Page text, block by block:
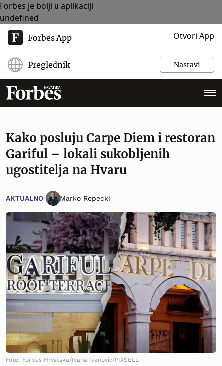
Forbes je bolji u aplikaciji
undefined
Forbes App Otvori App
Preglednik Nastavi
Kako posluju Carpe Diem i restoran
Gariful – lokali sukobljenih
ugostitelja na Hvaru
AKTUALNO Marko Repecki
Foto: Forbes Hrvatska/Ivana Ivanović/PIXSELL